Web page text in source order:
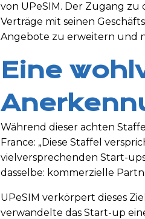
von UPeSIM. Der Zugang
Verträge mit seinen
Angebote zu erweitern und
Eine
Während dieser achten
France: „Diese Staffel
vielversprechenden Start-
dasselbe: kommerzielle
UPeSIM verkörpert dieses
verwandelte das Start-up